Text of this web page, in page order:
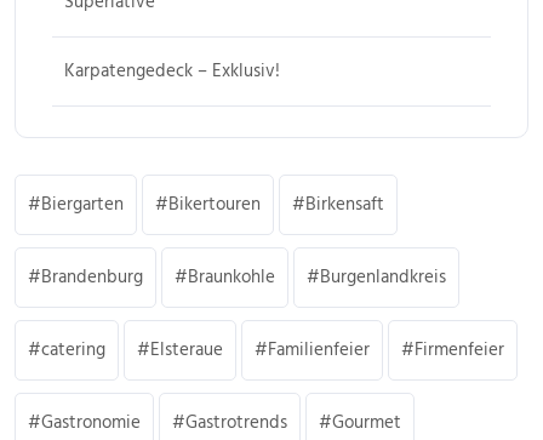
Karpatengedeck – Exklusiv!
Biergarten Bikertouren Birkensaft
Brandenburg Braunkohle Burgenlandkreis
catering Elsteraue Familienfeier Firmenfeier
Gastronomie Gastrotrends Gourmet